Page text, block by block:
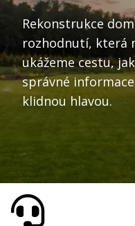
Rekonstrukce
rozhodnutí, která
ukážeme cestu,
správné
klidnou hlavou.